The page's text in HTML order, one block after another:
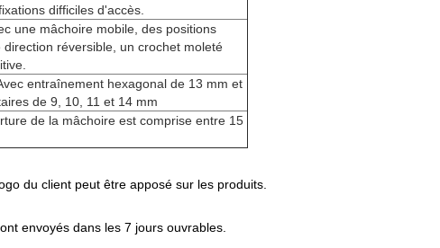
difficiles d'accès.
une mâchoire mobile, des positions
direction réversible, un crochet moleté
entraînement hexagonal de 13 mm et
de 9, 10, 11 et 14 mm
de la mâchoire est comprise entre 15
du client peut être apposé sur les produits.
envoyés dans les 7 jours ouvrables.